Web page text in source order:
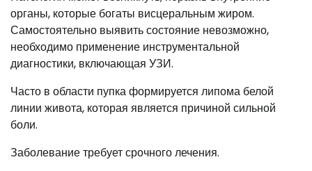
органы, которые богаты висцеральным жиром.
Самостоятельно выявить состояние невозможно,
необходимо применение инструментальной
диагностики, включающая УЗИ.
Часто в области пупка формируется липома белой
линии живота, которая является причиной сильной
боли.
Заболевание требует срочного лечения.